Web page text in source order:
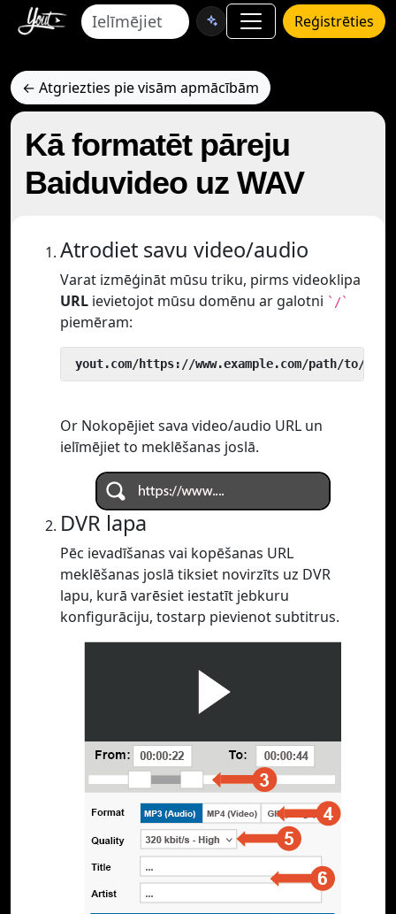
Reģistrēties
← Atgriezties pie visām apmācībām
Kā formatēt pāreju
Baiduvideo uz WAV
Atrodiet savu video/audio
Varat izmēģināt mūsu triku, pirms videoklipa
URL ievietojot mūsu domēnu ar galotni `/`
piemēram:
yout.com/https://www.example.com/path/to/
Or Nokopējiet sava video/audio URL un
ielīmējiet to meklēšanas joslā.
DVR lapa
Pēc ievadīšanas vai kopēšanas URL
meklēšanas joslā tiksiet novirzīts uz DVR
lapu, kurā varēsiet iestatīt jebkuru
konfigurāciju, tostarp pievienot subtitrus.